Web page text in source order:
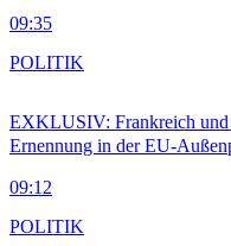
09:35
EXKLUSIV: Frankreich und
Ernennung in der EU-
09:12
POLITIK
POLITIK